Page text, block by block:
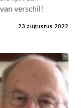
verschil!
23 augustus 2022